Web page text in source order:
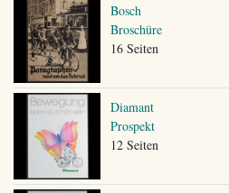
Bosch
Broschüre
16 Seiten
Diamant
Prospekt
12 Seiten